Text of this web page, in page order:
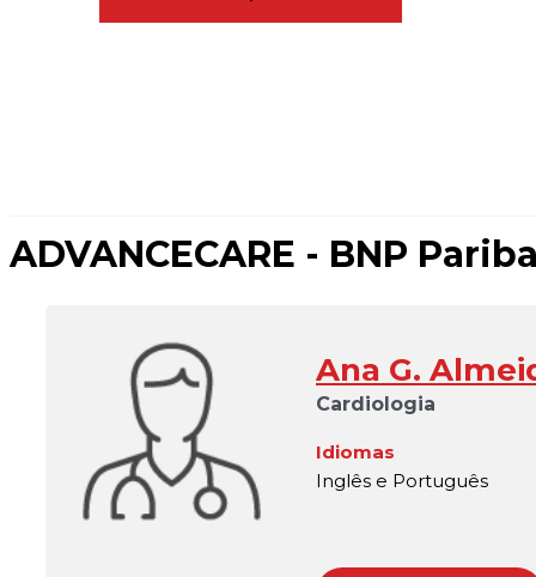
ADVANCECARE - BNP
Ana G.
Cardiologia
Idiomas
Inglês e Português